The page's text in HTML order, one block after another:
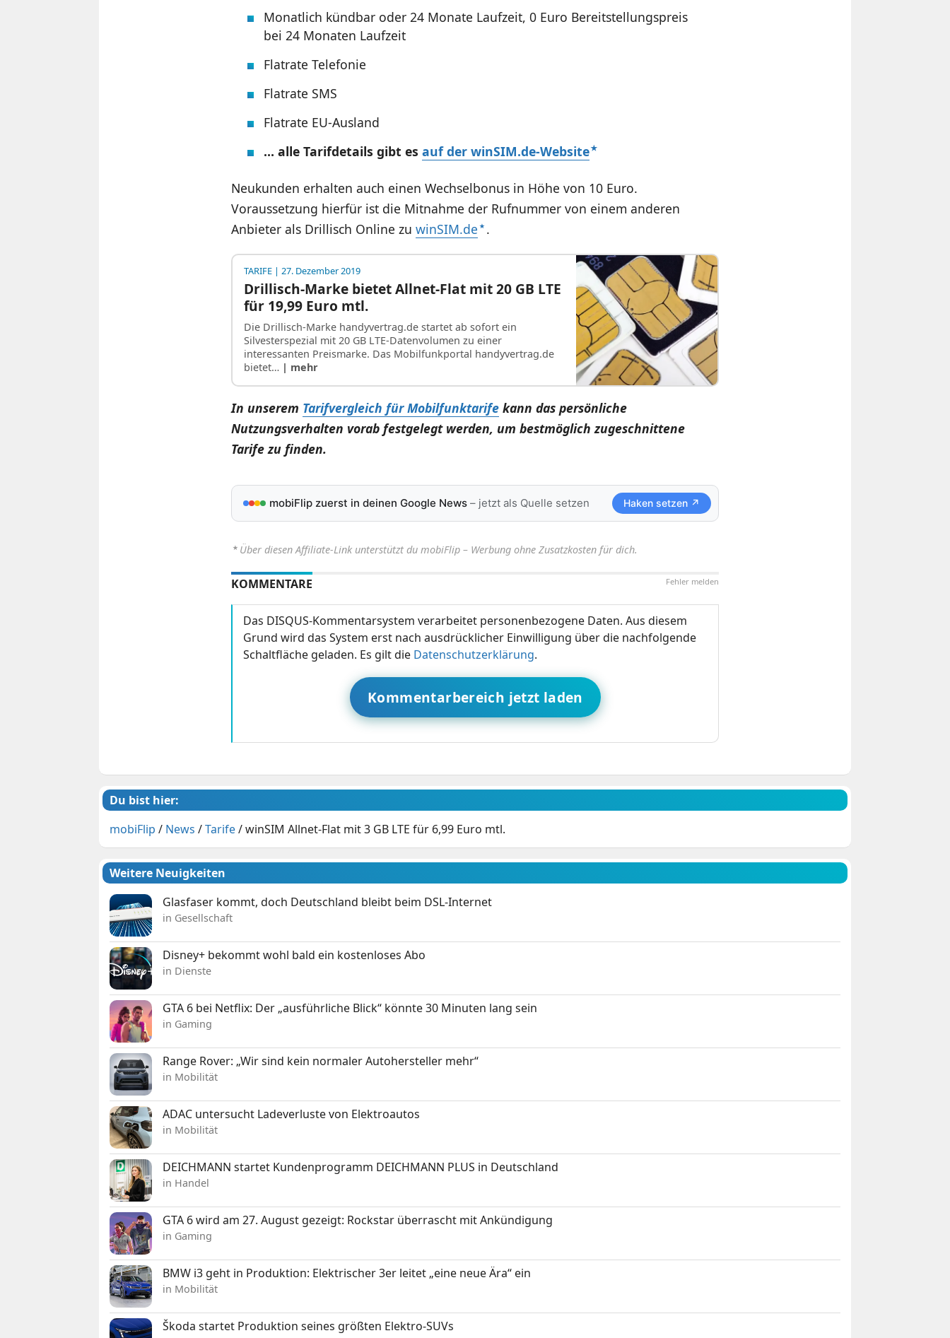
Monatlich kündbar oder 24 Monate Laufzeit, 0 Euro Bereitstellungspreis
bei 24 Monaten Laufzeit
Flatrate Telefonie
Flatrate SMS
Flatrate EU-Ausland
… alle Tarifdetails gibt es auf der winSIM.de-Website
Neukunden erhalten auch einen Wechselbonus in Höhe von 10 Euro.
Voraussetzung hierfür ist die Mitnahme der Rufnummer von einem anderen
Anbieter als Drillisch Online zu winSIM.de .
TARIFE| 27. Dezember 2019
Drillisch-Marke bietet Allnet-Flat mit 20 GB LTE
für 19,99 Euro mtl.
Die Drillisch-Marke handyvertrag.de startet ab sofort ein
Silvesterspezial mit 20 GB LTE-Datenvolumen zu einer
interessanten Preismarke. Das Mobilfunkportal handyvertrag.de
bietet… | mehr
In unserem Tarifvergleich für Mobilfunktarifekann das persönliche
Nutzungsverhalten vorab festgelegt werden, um bestmöglich zugeschnittene
Tarife zu finden.
mobiFlip zuerst in deinen Google News– jetzt als Quelle setzen Haken setzen ↗
⋆ Über diesen Affiliate-Link unterstützt du mobiFlip – Werbung ohne Zusatzkosten für dich.
Fehler melden
KOMMENTARE
Das DISQUS-Kommentarsystem verarbeitet personenbezogene Daten. Aus diesem
Grund wird das System erst nach ausdrücklicher Einwilligung über die nachfolgende
Schaltfläche geladen. Es gilt die Datenschutzerklärung.
Kommentarbereich jetzt laden
Du bist hier:
mobiFlip / News /Tarife/winSIM Allnet-Flat mit 3 GB LTE für 6,99 Euro mtl.
Weitere Neuigkeiten
Glasfaser kommt, doch Deutschland bleibt beim DSL-Internet
in Gesellschaft
Disney+ bekommt wohl bald ein kostenloses Abo
in Dienste
GTA 6 bei Netflix: Der „ausführliche Blick“ könnte 30 Minuten lang sein
in Gaming
Range Rover: „Wir sind kein normaler Autohersteller mehr“
in Mobilität
ADAC untersucht Ladeverluste von Elektroautos
in Mobilität
DEICHMANN startet Kundenprogramm DEICHMANN PLUS in Deutschland
in Handel
GTA 6 wird am 27. August gezeigt: Rockstar überrascht mit Ankündigung
in Gaming
BMW i3 geht in Produktion: Elektrischer 3er leitet „eine neue Ära“ ein
in Mobilität
Škoda startet Produktion seines größten Elektro-SUVs